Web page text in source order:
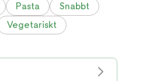
Pasta
Snabbt
Vegetariskt